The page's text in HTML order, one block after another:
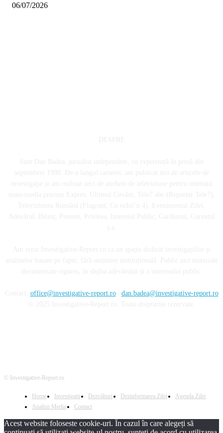
06/07/2026
office@investigative-report.ro| dan.badea@investigative-report.ro
© Investigative-Report.ro
Home Investigatii Dezvăluiri Dezinformarea Zilei
Agenda Zilei
Analize Media
Contact
Acest website foloseste cookie-uri. În cazul în care alegeți să